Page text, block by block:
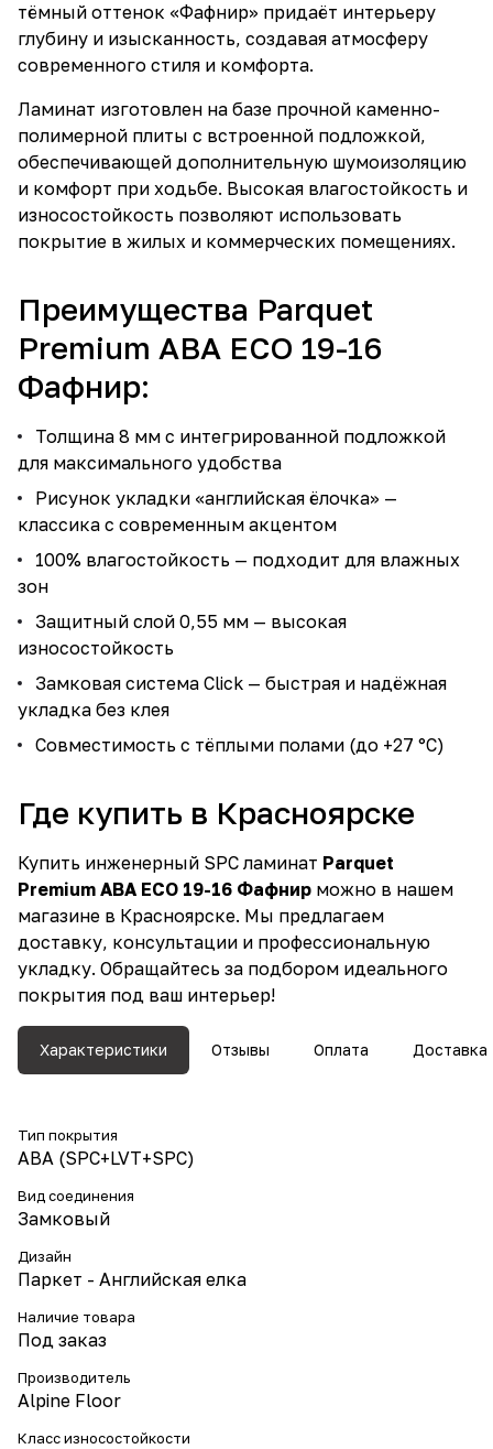
тёмный оттенок «Фафнир» придаёт интерьеру
глубину и изысканность, создавая атмосферу
современного стиля и комфорта.
Ламинат изготовлен на базе прочной каменно-
полимерной плиты с встроенной подложкой,
обеспечивающей дополнительную шумоизоляцию
и комфорт при ходьбе. Высокая влагостойкость и
износостойкость позволяют использовать
покрытие в жилых и коммерческих помещениях.
Преимущества Parquet
Premium ABA ECO 19-16
Фафнир:
Толщина 8 мм с интегрированной подложкой
для максимального удобства
Рисунок укладки «английская ёлочка» —
классика с современным акцентом
100% влагостойкость — подходит для влажных
зон
Защитный слой 0,55 мм — высокая
износостойкость
Замковая система Click — быстрая и надёжная
укладка без клея
Совместимость с тёплыми полами (до +27 °C)
Где купить в Красноярске
Купить инженерный SPC ламинат Parquet
Premium ABA ECO 19-16 Фафнир можно в нашем
магазине в Красноярске. Мы предлагаем
доставку, консультации и профессиональную
укладку. Обращайтесь за подбором идеального
покрытия под ваш интерьер!
Характеристики Отзывы Оплата Доставка
Тип покрытия
ABA (SPC+LVT+SPC)
Вид соединения
Замковый
Дизайн
Паркет - Английская елка
Наличие товара
Под заказ
Производитель
Alpine Floor
Класс износостойкости